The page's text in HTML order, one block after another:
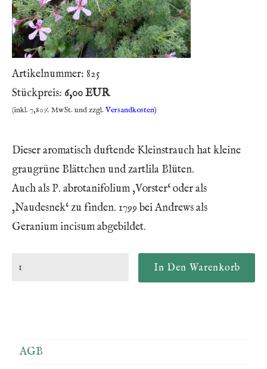
Artikelnummer: 825
Stückpreis: 6,00 EUR
(inkl. 7,80% MwSt. und zzgl.Versandkosten)
Dieser aromatisch duftende Kleinstrauch hat kleine
graugrüne Blättchen und zartlila Blüten.
Auch als P. abrotanifolium ‚Vorster‘ oder als
‚Naudesnek‘ zu finden. 1799 bei Andrews als
Geranium incisum abgebildet.
AGB